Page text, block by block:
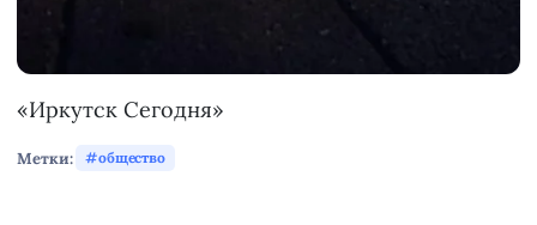
«Иркутск Сегодня»
Метки: общество